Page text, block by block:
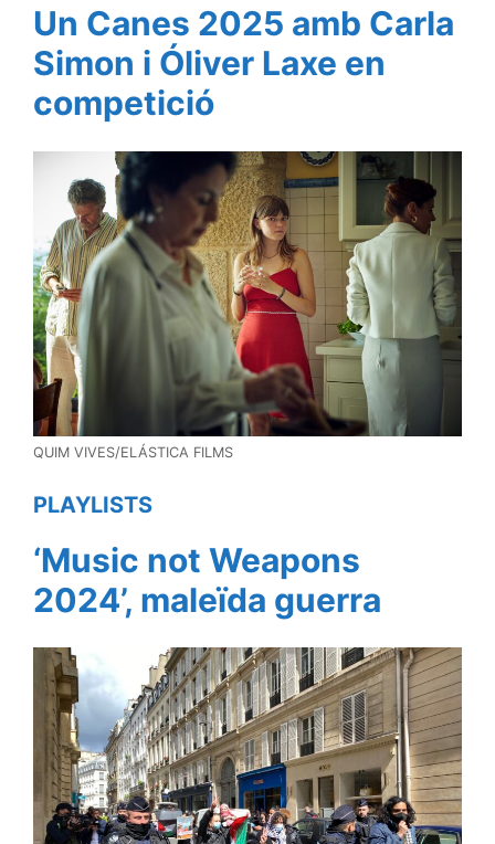
Un Canes 2025 amb Carla
Simon i Óliver Laxe en
competició
QUIM VIVES/ELÁSTICA FILMS
PLAYLISTS
‘Music not Weapons
2024’, maleïda guerra